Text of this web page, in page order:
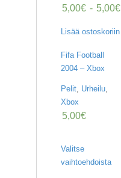
5,00€ - 5,00€
Lisää ostoskoriin
Fifa Football
2004 – Xbox
Pelit, Urheilu,
Xbox
5,00€
Valitse
vaihtoehdoista